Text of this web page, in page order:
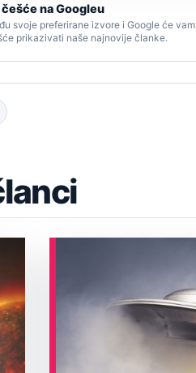
na Googleu
svoje preferirane izvore i Google će vam,
prikazivati naše najnovije članke.